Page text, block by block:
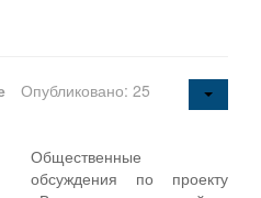
Опубликовано: 25
Общественные
обсуждения по проекту